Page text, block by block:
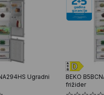
Ugradni
BEKO
frižider